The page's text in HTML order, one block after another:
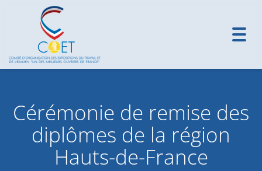
Cérémonie de remise des
diplômes de la région
Hauts-de-France